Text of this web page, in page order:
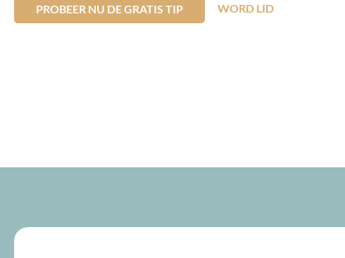
PROBEER NU DE GRATIS TIP WORD LID